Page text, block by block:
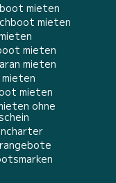
mieten
mieten
mieten
mieten
mieten
ohne